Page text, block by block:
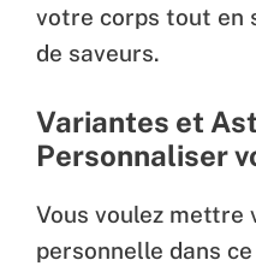
votre corps tout en
de saveurs.
Variantes et
Personnaliser
Vous voulez mettre
personnelle dans